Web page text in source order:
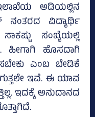
ಅಡಿಯಲ್ಲಿನ
ವಿದ್ಯಾರ್ಥಿ
ಸಂಖ್ಯೆಯಲ್ಲಿ
ಹೀಗಾಗಿ ಹೊಸದಾಗಿ
ಎಂಬ ಬೇಡಿಕೆ
ಇವೆ. ಈ ಯಾವ
ಇದಕ್ಕೆ ಅನುದಾನದ